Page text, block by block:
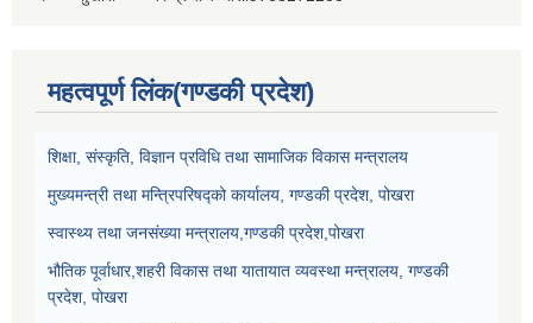
महत्वपूर्ण लिंक(गण्डकी प्रदेश)
शिक्षा, संस्कृति, विज्ञान प्रविधि तथा सामाजिक विकास मन्त्रालय
मुख्यमन्त्री तथा मन्त्रिपरिषद्को कार्यालय, गण्डकी प्रदेश, पोखरा
स्वास्थ्य तथा जनसंख्या मन्त्रालय,गण्डकी प्रदेश,पोखरा
भौतिक पूर्वाधार,शहरी विकास तथा यातायात व्यवस्था मन्त्रालय, गण्डकी
प्रदेश, पोखरा